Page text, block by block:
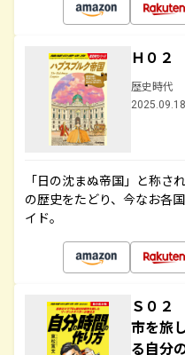
Ｈ０２
歴史時代
「日の沈まぬ帝国」と称さ
の歴史をたどり、今なお各
イド。
Ｓ０２
市を旅
る自分